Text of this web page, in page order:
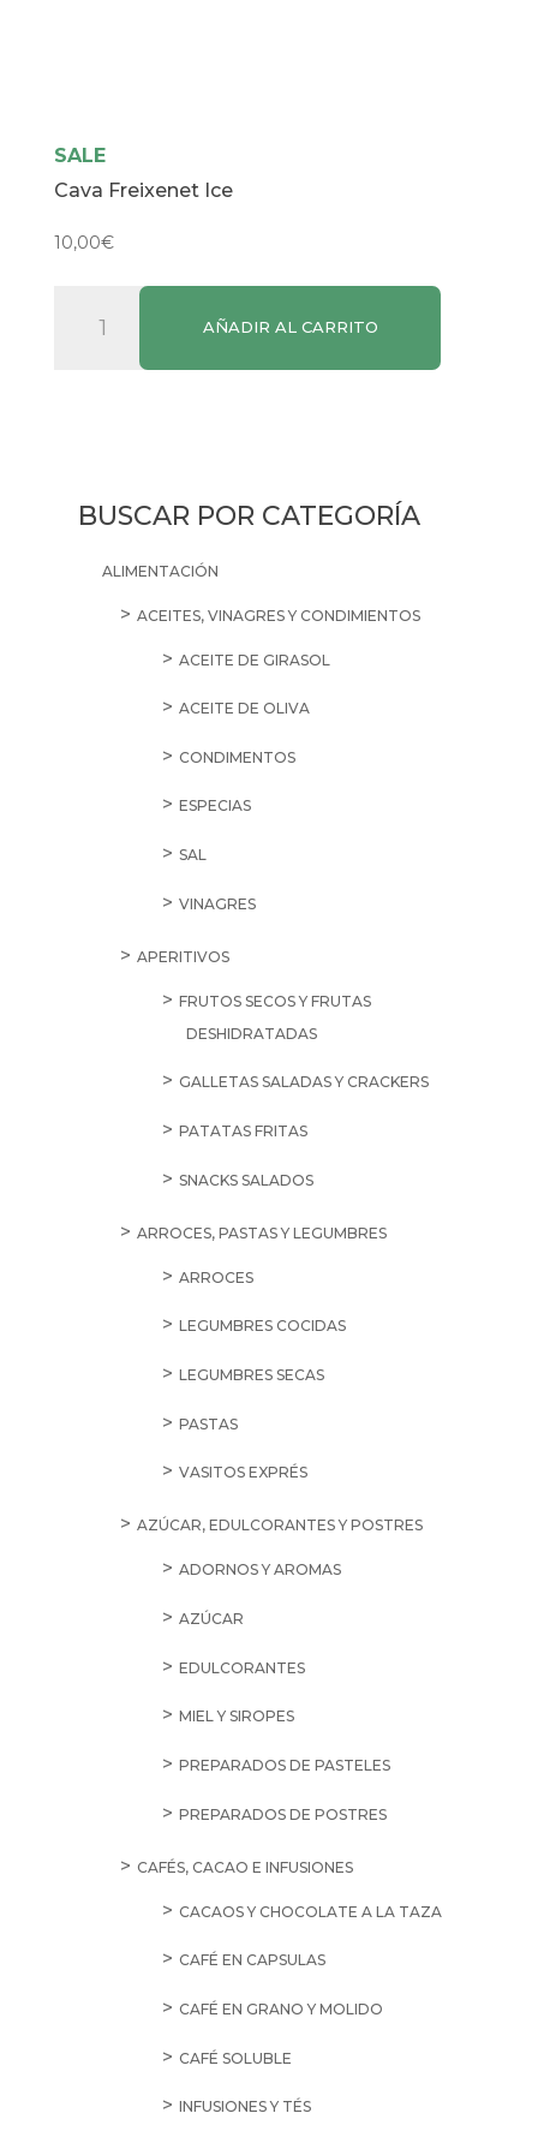
SALE
Cava Freixenet Ice
10,00€
Freixenet
AÑADIR AL CARRITO
BUSCAR POR CATEGORÍA
ALIMENTACIÓN
ACEITES, VINAGRES Y CONDIMIENTOS
ACEITE DE GIRASOL
ACEITE DE OLIVA
CONDIMENTOS
ESPECIAS
SAL
VINAGRES
APERITIVOS
FRUTOS SECOS Y FRUTAS
DESHIDRATADAS
GALLETAS SALADAS Y CRACKERS
PATATAS FRITAS
SNACKS SALADOS
ARROCES, PASTAS Y LEGUMBRES
ARROCES
LEGUMBRES COCIDAS
LEGUMBRES SECAS
PASTAS
VASITOS EXPRÉS
AZÚCAR, EDULCORANTES Y POSTRES
ADORNOS Y AROMAS
AZÚCAR
EDULCORANTES
MIEL Y SIROPES
PREPARADOS DE PASTELES
PREPARADOS DE POSTRES
CAFÉS, CACAO E INFUSIONES
CACAOS Y CHOCOLATE A LA TAZA
CAFÉ EN CAPSULAS
CAFÉ EN GRANO Y MOLIDO
CAFÉ SOLUBLE
INFUSIONES Y TÉS